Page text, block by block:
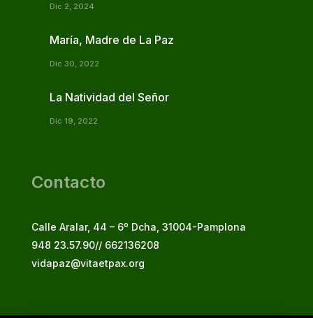
Dic 2, 2024
María, Madre de La Paz
Dic 30, 2022
La Natividad del Señor
Dic 19, 2022
Contacto
Calle Aralar, 44 – 6º Dcha, 31004-Pamplona
948 23.57.90// 662136208
vidapaz@vitaetpax.org